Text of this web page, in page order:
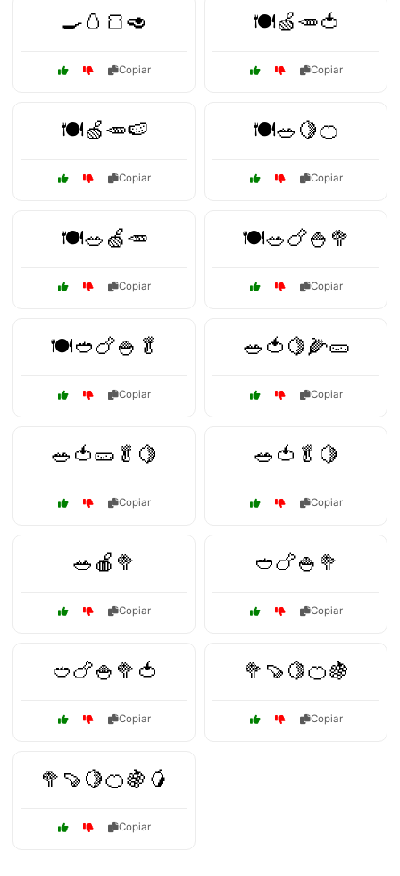
🍳🥚🍞🥑
Copiar
🍽️🍏🥕🍅
Copiar
🍽️🍏🥕🍉
Copiar
🍽️🥗🍋🍊
Copiar
🍽️🥗🍏🥕
Copiar
🍽️🥗🍗🍚🥦
Copiar
🍽️🥙🍗🍚🥬
Copiar
🥗🍅🍋🌽🥒
Copiar
🥗🍅🥒🥬🍋
Copiar
🥗🍅🥬🍋
Copiar
🥗🍎🥦
Copiar
🥙🍗🍚🥦
Copiar
🥙🍗🍚🥦🍅
Copiar
🥦🍠🍋🍊🍇
Copiar
🥦🍠🍋🍊🍇🥭
Copiar